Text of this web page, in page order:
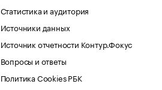
Статистика и аудитория
Источники данных
Источник отчетности Контур.Фокус
Вопросы и ответы
Политика Cookies РБК